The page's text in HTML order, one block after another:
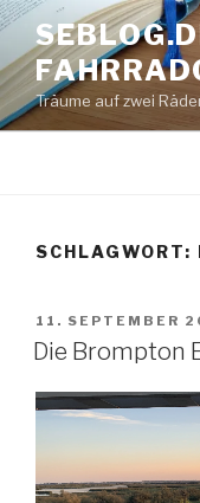
Zum
Inhalt
springen
Träume auf zwei
SCHLAGWORT:
VERÖFFENTLICHT
AM
11. SEPTEMBER
Die Brompton